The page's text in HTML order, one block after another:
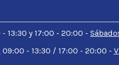
- 13:30 y 17:00 - 20:00 -
09:00 - 13:30 / 17:00 - 20:00 -